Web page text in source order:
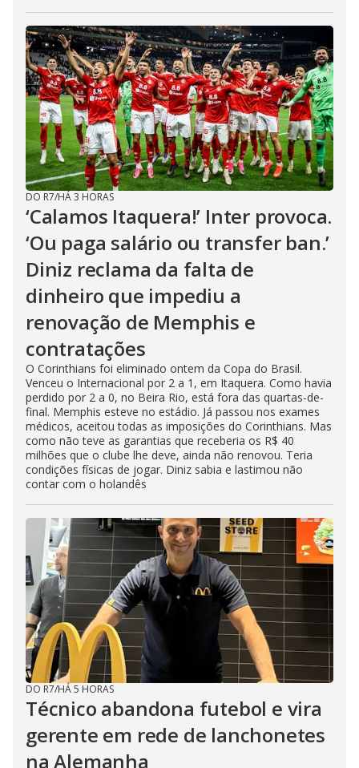
DO R7/HÁ 3 HORAS
‘Calamos Itaquera!’ Inter provoca.
‘Ou paga salário ou transfer ban.’
Diniz reclama da falta de
dinheiro que impediu a
renovação de Memphis e
contratações
O Corinthians foi eliminado ontem da Copa do Brasil.
Venceu o Internacional por 2 a 1, em Itaquera. Como havia
perdido por 2 a 0, no Beira Rio, está fora das quartas-de-
final. Memphis esteve no estádio. Já passou nos exames
médicos, aceitou todas as imposições do Corinthians. Mas
como não teve as garantias que receberia os R$ 40
milhões que o clube lhe deve, ainda não renovou. Teria
condições físicas de jogar. Diniz sabia e lastimou não
contar com o holandês
DO R7/HÁ 5 HORAS
Técnico abandona futebol e vira
gerente em rede de lanchonetes
na Alemanha